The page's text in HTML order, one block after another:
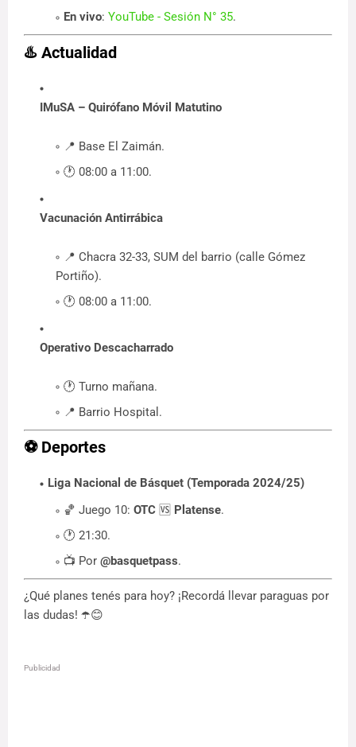
En vivo: YouTube - Sesión N° 35.
♨️ Actualidad
IMuSA – Quirófano Móvil Matutino
📍 Base El Zaimán.
🕐 08:00 a 11:00.
Vacunación Antirrábica
📍 Chacra 32-33, SUM del barrio (calle Gómez
Portiño).
🕐 08:00 a 11:00.
Operativo Descacharrado
🕐 Turno mañana.
📍 Barrio Hospital.
⚽ Deportes
Liga Nacional de Básquet (Temporada 2024/25)
🏀 Juego 10: OTC 🆚 Platense.
🕐 21:30.
📺 Por @basquetpass.
¿Qué planes tenés para hoy? ¡Recordá llevar paraguas por
las dudas! ☂️😊
Publicidad